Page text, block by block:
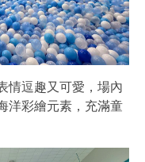
情逗趣又可愛，場內
洋彩繪元素，充滿童